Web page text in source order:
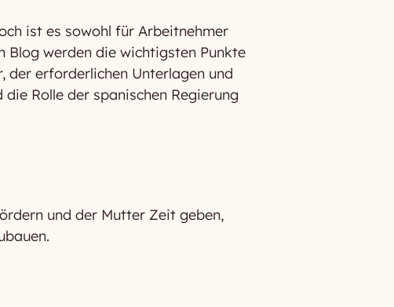
ist es sowohl für Arbeitnehmer
Blog werden die wichtigsten Punkte
der erforderlichen Unterlagen und
Rolle der spanischen Regierung
und der Mutter Zeit geben,